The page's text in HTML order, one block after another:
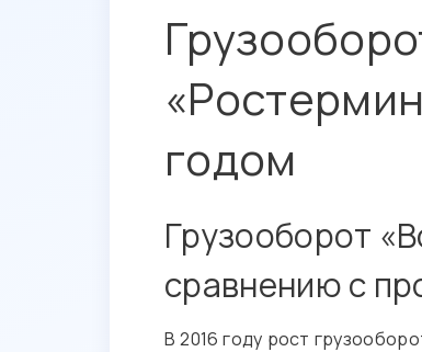
годом
Грузооборот
сравнению с
В 2016 году рост